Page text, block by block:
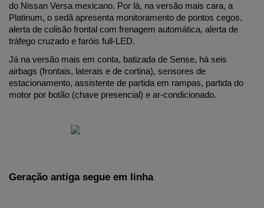
do Nissan Versa mexicano. Por lá, na versão mais cara, a
Platinum, o sedã apresenta monitoramento de pontos cegos,
alerta de colisão frontal com frenagem automática, alerta de
tráfego cruzado e faróis full-LED.
Já na versão mais em conta, batizada de Sense, há seis
airbags (frontais, laterais e de cortina), sensores de
estacionamento, assistente de partida em rampas, partida do
motor por botão (chave presencial) e ar-condicionado.
Geração antiga segue em linha